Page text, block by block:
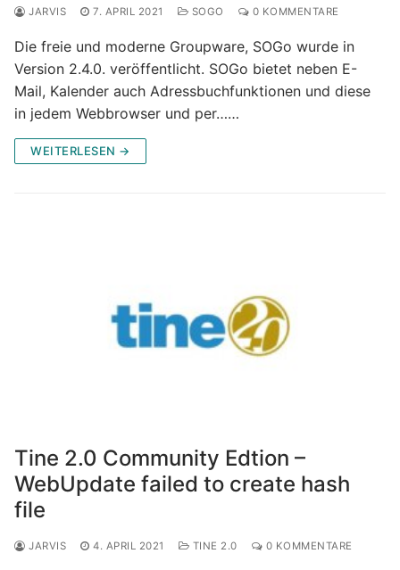
JARVIS 7. APRIL 2021 SOGO 0 KOMMENTARE
Die freie und moderne Groupware, SOGo wurde in
Version 2.4.0. veröffentlicht. SOGo bietet neben E-
Mail, Kalender auch Adressbuchfunktionen und diese
in jedem Webbrowser und per……
WEITERLESEN →
Tine 2.0 Community Edtion –
WebUpdate failed to create hash
file
JARVIS 4. APRIL 2021 TINE 2.0 0 KOMMENTARE